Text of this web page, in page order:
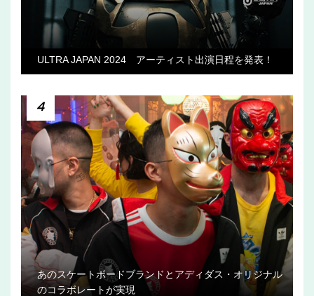
ULTRA JAPAN 2024 アーティスト出演日程を発表！
4
あのスケートボードブランドとアディダス・オリジナル
のコラボレートが実現